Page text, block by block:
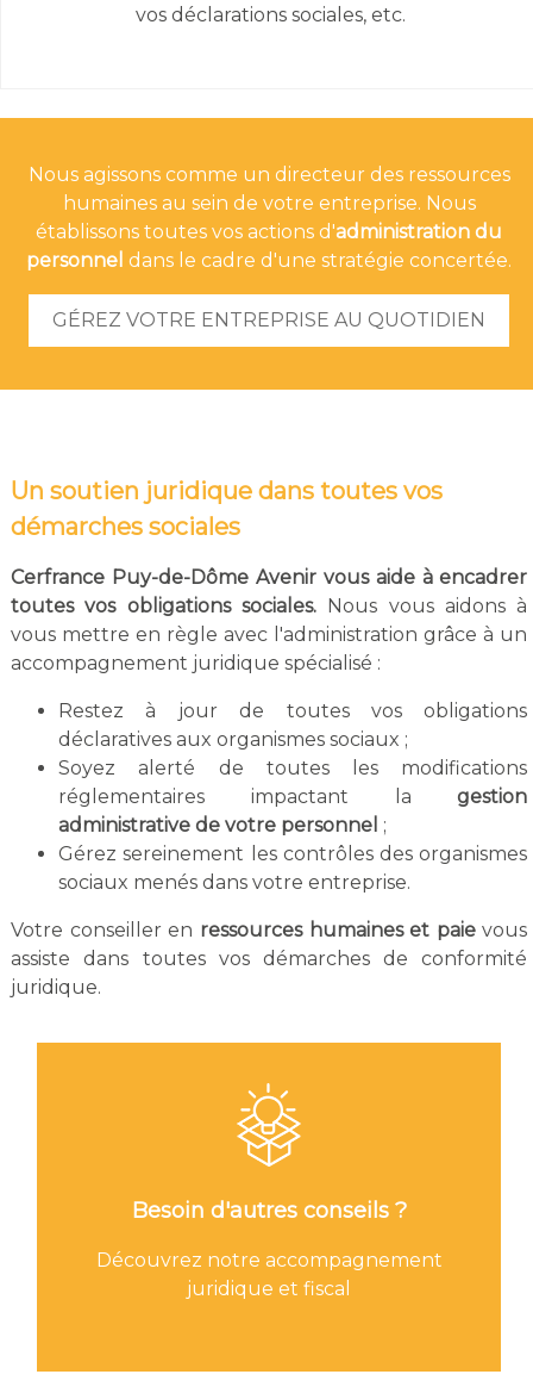
vos déclarations sociales, etc.
Nous agissons comme un directeur des ressources
humaines au sein de votre entreprise. Nous
établissons toutes vos actions d'administration du
personnel dans le cadre d'une stratégie concertée.
GÉREZ VOTRE ENTREPRISE AU QUOTIDIEN
Un soutien juridique dans toutes vos
démarches sociales
Cerfrance Puy-de-Dôme Avenir vous aide à encadrer
toutes vos obligations sociales. Nous vous aidons à
vous mettre en règle avec l'administration grâce à un
accompagnement juridique spécialisé :
Restez à jour de toutes vos obligations
déclaratives aux organismes sociaux ;
Soyez alerté de toutes les modifications
réglementaires impactant lagestion
administrative de votre personnel ;
Gérez sereinement les contrôles des organismes
sociaux menés dans votre entreprise.
Votre conseiller en ressources humaines et paievous
assiste dans toutes vos démarches de conformité
juridique.
Besoin d'autres conseils ?
Découvrez notre accompagnement
juridique et fiscal